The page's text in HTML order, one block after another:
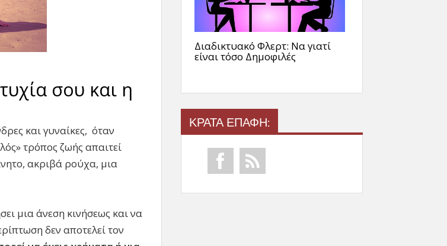
σου και η
και γυναίκες, όταν
τρόπος ζωής απαιτεί
ακριβά ρούχα, μια
μια άνεση κινήσεως και να
δεν αποτελεί τον
Διαδικτυακό Φλερτ: Να γιατί
είναι τόσο Δημοφιλές
ΚΡΑΤΑ ΕΠΑΦΗ: